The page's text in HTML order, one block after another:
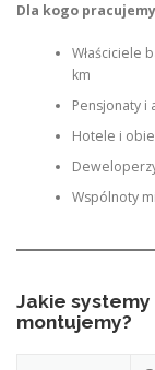
Dla kogo
Właściciele
km
Pensjonaty i
Hotele i
Wspólnoty
Jakie
montujemy?